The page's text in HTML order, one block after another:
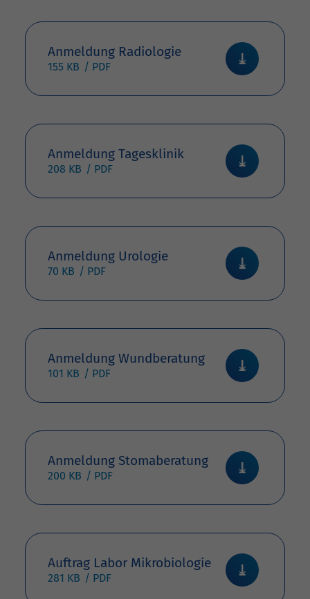
Anmeldung Radiologie
155 KB
Anmeldung Tagesklinik
208 KB
Anmeldung Urologie
70 KB
Anmeldung Wundberatung
101 KB
Anmeldung Stomaberatung
200 KB
Auftrag Labor Mikrobiologie
281 KB